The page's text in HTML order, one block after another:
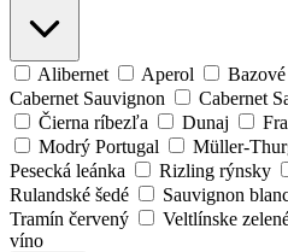
Alibernet Aperol
Cabernet Sauvignon
Cabernet
Čierna ríbezľa
Dunaj
Modrý Portugal
Müller-
Pesecká leánka
Rizling rýnsky
Rulandské šedé
Sauvignon
Tramín červený
Veltlínske
víno